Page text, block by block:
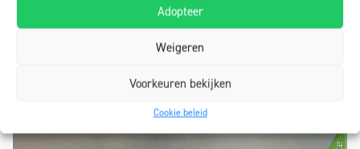
Adopteer
Weigeren
Voorkeuren bekijken
Cookie beleid